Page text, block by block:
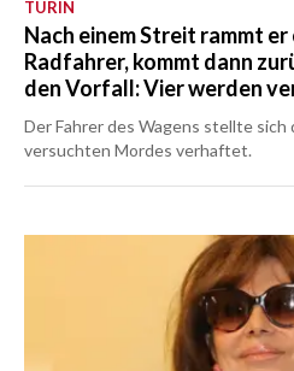
TURIN
Nach einem Streit rammt er
Radfahrer, kommt dann
den Vorfall: Vier werden
Der Fahrer des Wagens stellte
versuchten Mordes verhaftet.